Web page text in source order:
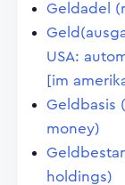
Geldadel
USA:
[im
Geldbasis
money)
holdings)